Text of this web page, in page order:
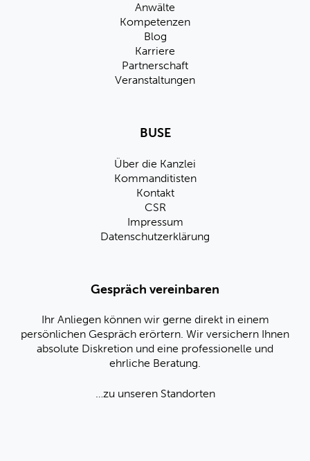
Anwälte
Kompetenzen
Blog
Karriere
Partnerschaft
Veranstaltungen
BUSE
Über die Kanzlei
Kommanditisten
Kontakt
CSR
Impressum
Datenschutzerklärung
Gespräch vereinbaren
Ihr Anliegen können wir gerne direkt in einem
persönlichen Gespräch erörtern. Wir versichern Ihnen
absolute Diskretion und eine professionelle und
ehrliche Beratung.
…zu unseren Standorten